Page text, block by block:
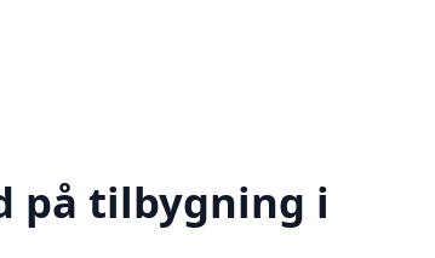
på tilbygning i